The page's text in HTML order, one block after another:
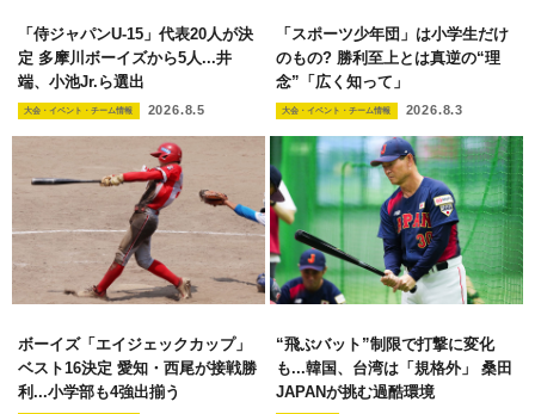
「侍ジャパンU-15」代表20人が決
定 多摩川ボーイズから5人...井
端、小池Jr.ら選出
大会・イベント・チーム情報 2026.8.5
「スポーツ少年団」は小学生だけ
のもの? 勝利至上とは真逆の“理
念”「広く知って」
大会・イベント・チーム情報 2026.8.3
ボーイズ「エイジェックカップ」
ベスト16決定 愛知・西尾が接戦勝
利...小学部も4強出揃う
“飛ぶバット”制限で打撃に変化
も...韓国、台湾は「規格外」 桑田
JAPANが挑む過酷環境